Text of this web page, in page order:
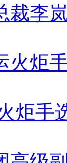
裁李
火炬
炬手